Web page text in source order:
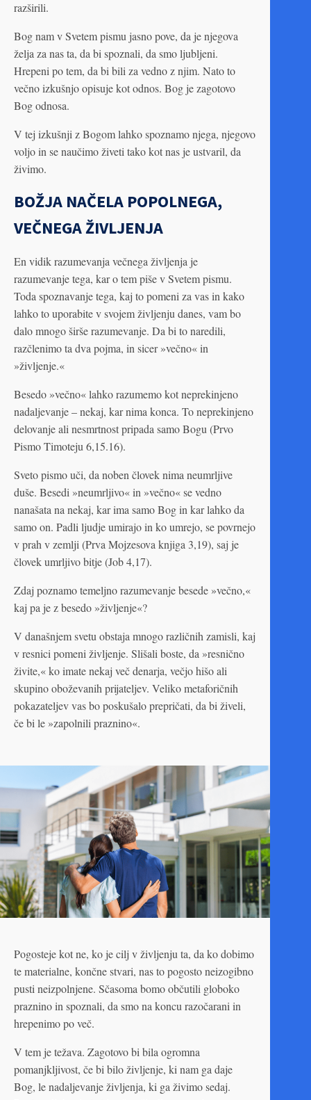
razširili.
Bog nam v Svetem pismu jasno pove, da je njegova
želja za nas ta, da bi spoznali, da smo ljubljeni.
Hrepeni po tem, da bi bili za vedno z njim. Nato to
večno izkušnjo opisuje kot odnos. Bog je zagotovo
Bog odnosa.
V tej izkušnji z Bogom lahko spoznamo njega, njegovo
voljo in se naučimo živeti tako kot nas je ustvaril, da
živimo.
BOŽJA NAČELA POPOLNEGA,
VEČNEGA ŽIVLJENJA
En vidik razumevanja večnega življenja je
razumevanje tega, kar o tem piše v Svetem pismu.
Toda spoznavanje tega, kaj to pomeni za vas in kako
lahko to uporabite v svojem življenju danes, vam bo
dalo mnogo širše razumevanje. Da bi to naredili,
razčlenimo ta dva pojma, in sicer »večno« in
»življenje.«
Besedo »večno« lahko razumemo kot neprekinjeno
nadaljevanje – nekaj, kar nima konca. To neprekinjeno
delovanje ali nesmrtnost pripada samo Bogu (Prvo
Pismo Timoteju 6,15.16).
Sveto pismo uči, da noben človek nima neumrljive
duše. Besedi »neumrljivo« in »večno« se vedno
nanašata na nekaj, kar ima samo Bog in kar lahko da
samo on. Padli ljudje umirajo in ko umrejo, se povrnejo
v prah v zemlji (Prva Mojzesova knjiga 3,19), saj je
človek umrljivo bitje (Job 4,17).
Zdaj poznamo temeljno razumevanje besede »večno,«
kaj pa je z besedo »življenje«?
V današnjem svetu obstaja mnogo različnih zamisli, kaj
v resnici pomeni življenje. Slišali boste, da »resnično
živite,« ko imate nekaj več denarja, večjo hišo ali
skupino oboževanih prijateljev. Veliko metaforičnih
pokazateljev vas bo poskušalo prepričati, da bi živeli,
če bi le »zapolnili praznino«.
Pogosteje kot ne, ko je cilj v življenju ta, da ko dobimo
te materialne, končne stvari, nas to pogosto neizogibno
pusti neizpolnjene. Sčasoma bomo občutili globoko
praznino in spoznali, da smo na koncu razočarani in
hrepenimo po več.
V tem je težava. Zagotovo bi bila ogromna
pomanjkljivost, če bi bilo življenje, ki nam ga daje
Bog, le nadaljevanje življenja, ki ga živimo sedaj.